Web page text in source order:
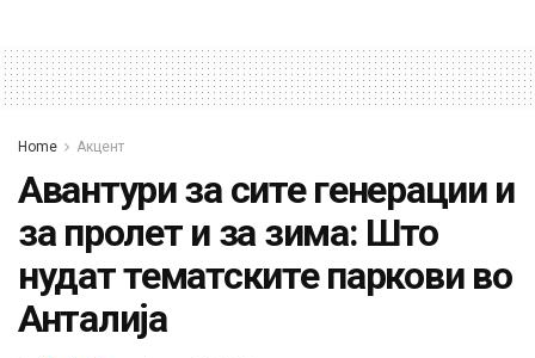
Home Акцент
Авантури за сите генерации и
за пролет и за зима: Што
нудат тематските паркови во
Анталија